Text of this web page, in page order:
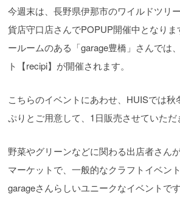
今週末は、長野県伊那市のワイルドツリ
貨店守口店さんでPOPUP開催中となりま
ールームのある「garage豊橋」さんでは
ト【recipi】が開催されます。
こちらのイベントにあわせ、HUISでは秋
ぷりとご用意して、1日販売させていただ
野菜やグリーンなどに関わる出店者さん
マーケットで、一般的なクラフトイベン
garageさんらしいユニークなイベントです